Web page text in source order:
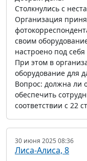
Столкнулись с
Организация
своим
настроено под
При этом в
оборудование для
Вопрос: должна ли
обеспечить
соответствии с 22
30 июня 2025 08:36
Лиса-Алиса, 8